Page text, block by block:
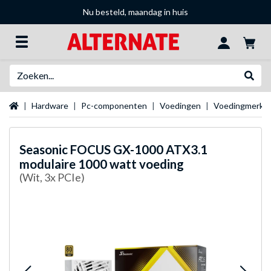
Nu besteld, maandag in huis
Startpagina
Hardware Pc-componenten Voedingen
Seasonic FOCUS GX-1000 ATX3.1
modulaire 1000 watt voeding
(Wit, 3x PCIe)